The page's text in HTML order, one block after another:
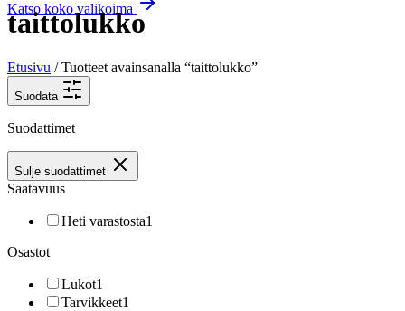
Katso koko valikoima
taittolukko
Etusivu / Tuotteet avainsanalla “taittolukko”
Suodata
Suodattimet
Sulje suodattimet
Saatavuus
Heti varastosta1
Osastot
Lukot1
Tarvikkeet1